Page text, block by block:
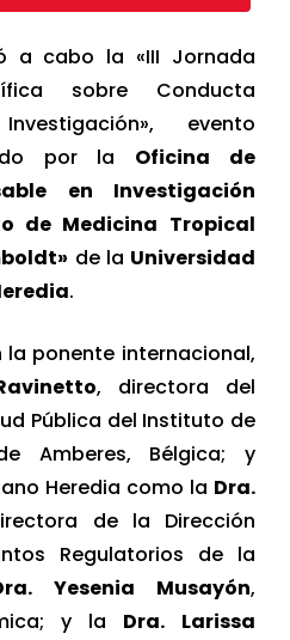
a cabo la «III Jornada
sobre Conducta
evento
por la Oficina de
en Investigación
de Medicina Tropical
de la Universidad
.
ponente internacional,
, directora del
Pública del Instituto de
Amberes, Bélgica; y
Heredia como la Dra.
de la Dirección
Regulatorios de la
Yesenia Musayón,
y la Dra. Larissa